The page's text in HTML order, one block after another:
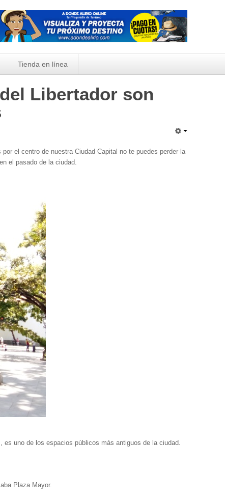
Tienda en línea
Libertador son
el centro de nuestra Ciudad Capital no te puedes perder la
el pasado de la ciudad.
uno de los espacios públicos más antiguos de la ciudad.
Plaza Mayor.